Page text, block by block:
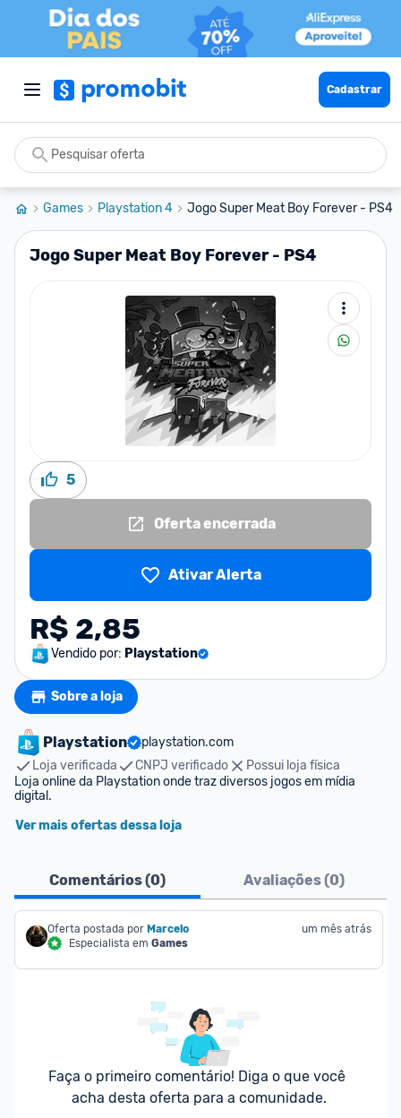
Cadastrar
Games Playstation 4 Jogo Super Meat Boy Forever - PS4
Jogo Super Meat Boy Forever - PS4
5
Oferta encerrada
Ativar Alerta
R$ 2,85
Vendido por: Playstation
Sobre a loja
Playstation
playstation.com
Loja verificada
CNPJ verificado
Possui loja física
Loja online da Playstation onde traz diversos jogos em mídia
digital.
Ver mais ofertas dessa loja
Comentários (0) Avaliações (0)
Oferta postada por Marcelo
Especialista em Games
um mês atrás
Faça o primeiro comentário! Diga o que você
acha desta oferta para a comunidade.